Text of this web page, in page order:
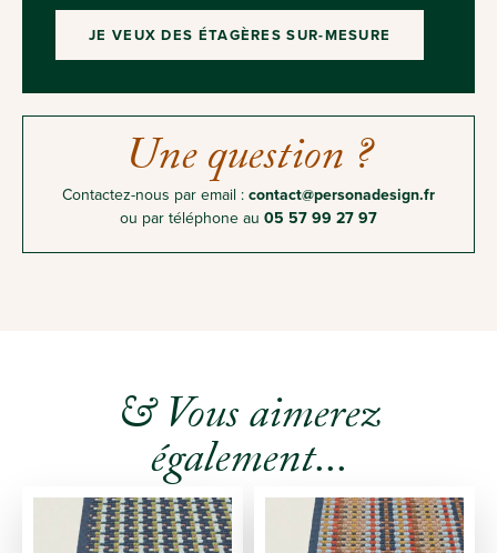
JE VEUX DES ÉTAGÈRES SUR-MESURE
Une question ?
Contactez-nous par email :contact@personadesign.fr
ou par téléphone au 05 57 99 27 97
& Vous aimerez
également...